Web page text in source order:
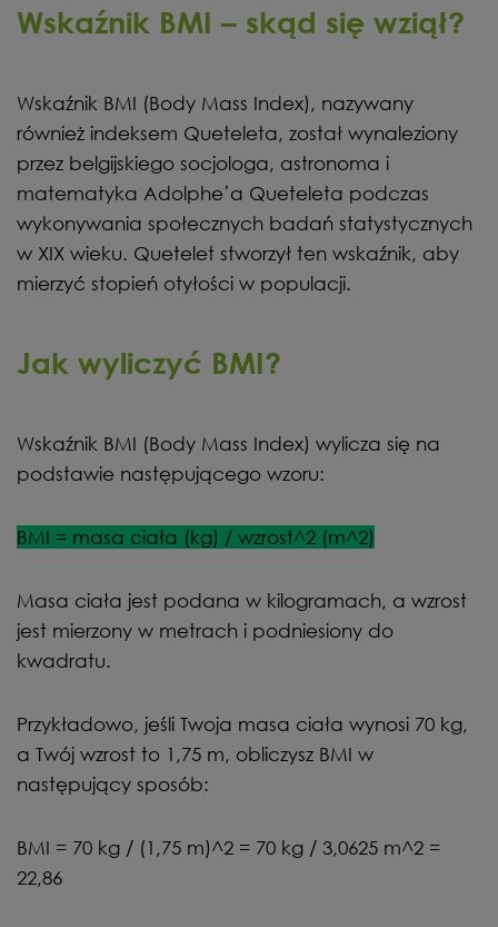
Wskaźnik BMI – skąd się wziął?
Wskaźnik BMI (Body Mass Index), nazywany
również indeksem Queteleta, został wynaleziony
przez belgijskiego socjologa, astronoma i
matematyka Adolphe’a Queteleta podczas
wykonywania społecznych badań statystycznych
w XIX wieku. Quetelet stworzył ten wskaźnik, aby
mierzyć stopień otyłości w populacji.
Jak wyliczyć BMI?
Wskaźnik BMI (Body Mass Index) wylicza się na
podstawie następującego wzoru:
BMI = masa ciała (kg) / wzrost^2 (m^2)
Masa ciała jest podana w kilogramach, a wzrost
jest mierzony w metrach i podniesiony do
kwadratu.
Przykładowo, jeśli Twoja masa ciała wynosi 70 kg,
a Twój wzrost to 1,75 m, obliczysz BMI w
następujący sposób:
BMI = 70 kg / (1,75 m)^2 = 70 kg / 3,0625 m^2 =
22,86